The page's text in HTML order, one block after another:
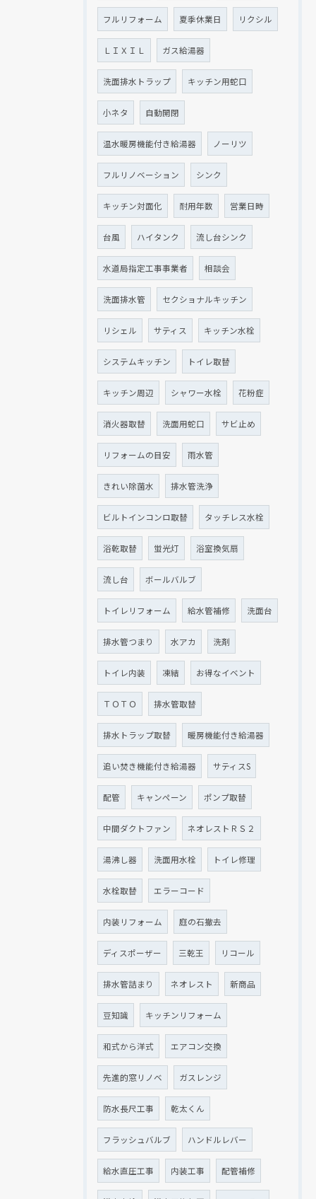
フルリフォーム 夏季休業日 リクシル
ＬＩＸＩＬ ガス給湯器
洗面排水トラップ キッチン用蛇口
小ネタ 自動開閉
温水暖房機能付き給湯器 ノーリツ
フルリノベーション シンク
キッチン対面化 耐用年数 営業日時
台風 ハイタンク 流し台シンク
水道局指定工事事業者 相談会
洗面排水管 セクショナルキッチン
リシェル サティス キッチン水栓
システムキッチン トイレ取替
キッチン周辺 シャワー水栓 花粉症
消火器取替 洗面用蛇口 サビ止め
リフォームの目安 雨水管
きれい除菌水 排水管洗浄
ビルトインコンロ取替 タッチレス水栓
浴乾取替 蛍光灯 浴室換気扇
流し台 ボールバルブ
トイレリフォーム 給水管補修 洗面台
排水管つまり 水アカ 洗剤
トイレ内装 凍結 お得なイベント
ＴＯＴＯ 排水管取替
排水トラップ取替 暖房機能付き給湯器
追い焚き機能付き給湯器 サティスS
配管 キャンペーン ポンプ取替
中間ダクトファン ネオレストＲＳ２
湯沸し器 洗面用水栓 トイレ修理
水栓取替 エラーコード
内装リフォーム 庭の石撤去
ディスポーザー 三乾王 リコール
排水管詰まり ネオレスト 新商品
豆知識 キッチンリフォーム
和式から洋式 エアコン交換
先進的窓リノベ ガスレンジ
防水長尺工事 乾太くん
フラッシュバルブ ハンドルレバー
給水直圧工事 内装工事 配管補修